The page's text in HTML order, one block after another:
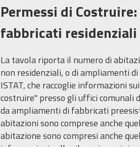
Permessi di
fabbricati
La tavola riporta il numero di
non residenziali, o di ampliamenti
ISTAT, che raccoglie informazioni
costruire" presso gli uffici comunali
da ampliamenti di fabbricati
abitazioni sono comprese anche
abitazione sono compresi anche